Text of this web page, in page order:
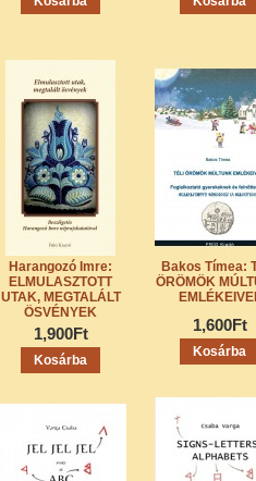
Harangozó Imre:
ELMULASZTOTT
UTAK, MEGTALÁLT
ÖSVÉNYEK
1,900Ft
Bakos Tímea:
ÖRÖMÖK
1,600Ft